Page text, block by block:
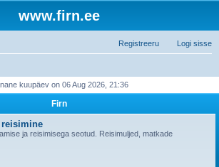
www.firn.ee
Logi sisse
Registreeru
i
kuupäev on 06 Aug 2026, 21:36
Firn
reisimine
ja reisimisega seotud. Reisimuljed, matkade